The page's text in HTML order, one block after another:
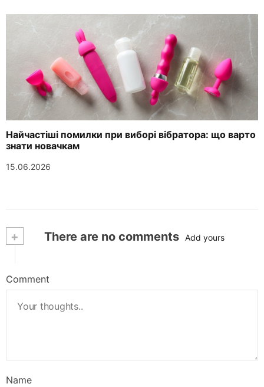
Найчастіші помилки при виборі вібратора: що варто
знати новачкам
15.06.2026
+ There are no comments Add yours
Comment
Name